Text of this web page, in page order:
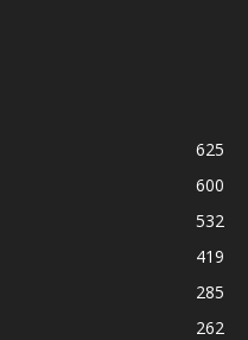
625
600
532
419
285
262